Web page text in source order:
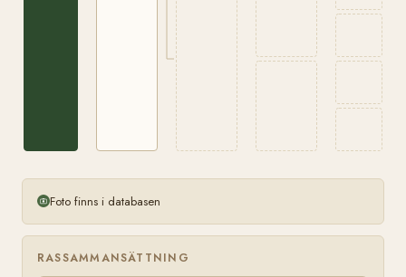
Foto finns i databasen
RASSAMMANSÄTTNING